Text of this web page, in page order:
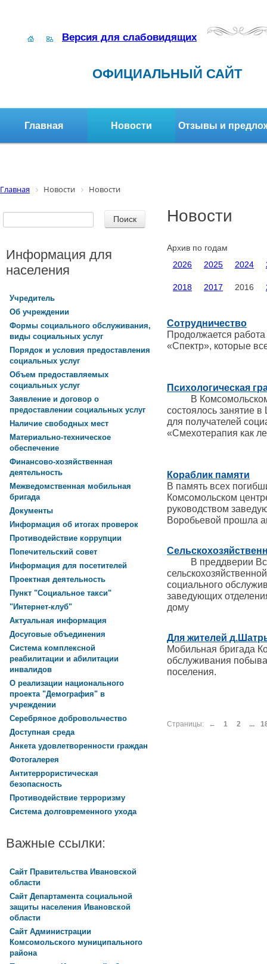
Версия для слабовидящих
ОФИЦИАЛЬНЫЙ САЙТ
Главная Новости Отзывы и
Главная Новости Новости
Новости
Архив по годам
2026
2025 2024
2018 2017 2016
Сотрудничество
Продолжается
«Спектр», которые
Психологическая
В Комсомольском
состоялось занятие
для получателей
«Смехотерапия как
Кораблик памяти
В память всех
Комсомольском
руководством
Воробьевой прошла
В преддверии
социального
заведующих
дому
Для жителей
Мобильная бригада
обслуживания
поселения.
Страницы: ← 1 2 ...
Информация для
населения
Учредитель
Об учреждении
Формы социального обслуживания,
виды социальных услуг
Порядок и условия предоставления
социальных услуг
Объем предоставляемых
социальных услуг
Заявление и договор о
предоставлении социальных услуг
Наличие свободных мест
Материально-техническое
обеспечение
Финансово-хозяйственная
деятельность
Межведомственная мобильная
бригада
Документы
Информация об итогах проверок
Противодействие коррупции
Попечительский совет
Информация для посетителей
Проектная деятельность
Пункт "Социальное такси"
"Интернет-клуб"
Актуальная информация
Досуговые объединения
Система комплексной
реабилитации и абилитации
инвалидов
О реализации национального
проекта "Демография" в
учреждении
Серебряное добровольчество
Доступная среда
Анкета удовлетворенности граждан
Фотогалерея
Антитеррористическая
безопасность
Противодействие терроризму
Система долговременного ухода
Важные ссылки:
Сайт Правительства Ивановской
области
Сайт Департамента социальной
защиты населения Ивановской
области
Сайт Администрации
Комсомольского муниципального
района